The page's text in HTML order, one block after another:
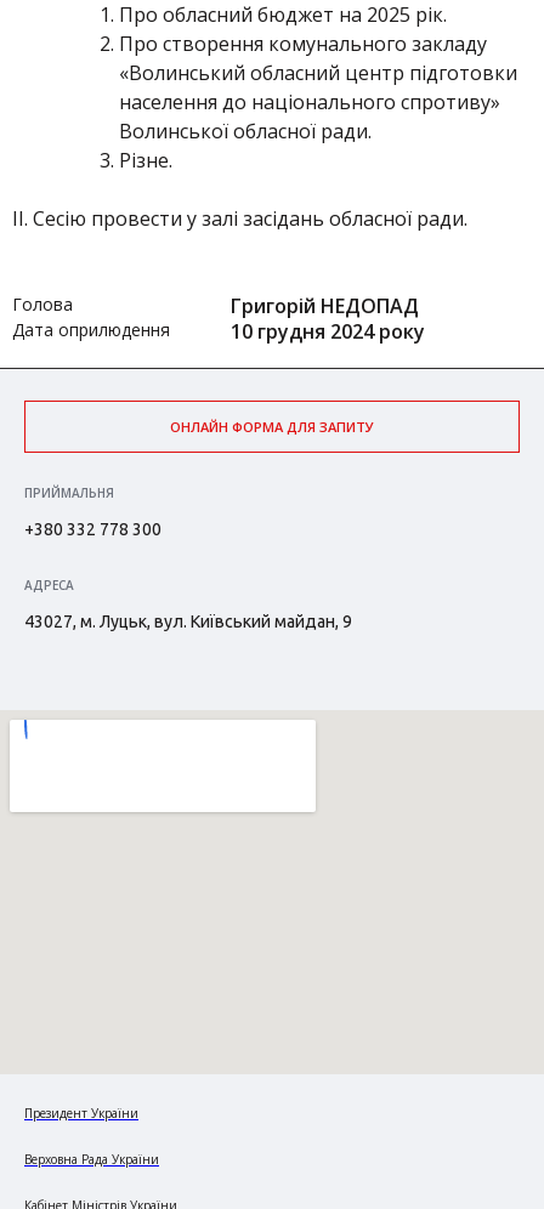
Про обласний бюджет на 2025 рік.
Про створення комунального закладу
«Волинський обласний центр підготовки
населення до національного спротиву»
Волинської обласної ради.
Різне.
ІІ. Сесію провести у залі засідань обласної ради.
Голова Григорій НЕДОПАД
Дата оприлюдення 10 грудня 2024 року
ОНЛАЙН ФОРМА ДЛЯ ЗАПИТУ
ПРИЙМАЛЬНЯ
+380 332 778 300
АДРЕСА
43027, м. Луцьк, вул. Київський майдан, 9
Президент України
Верховна Рада України
Кабінет Міністрів України